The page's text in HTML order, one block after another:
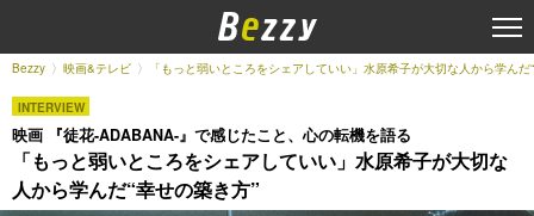
Bezzy 映画&テレビ 「もっと弱いところをシェアしていい」水原希子が大切な人から学んだ
INTERVIEW
映画 『徒花-ADABANA-』で感じたこと、心の転機を語る
「もっと弱いところをシェアしていい」水原希子が大切な
人から学んだ“幸せの築き方”